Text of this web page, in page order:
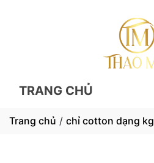
TRANG CHỦ
Trang chủ / chỉ cotton dạng kg